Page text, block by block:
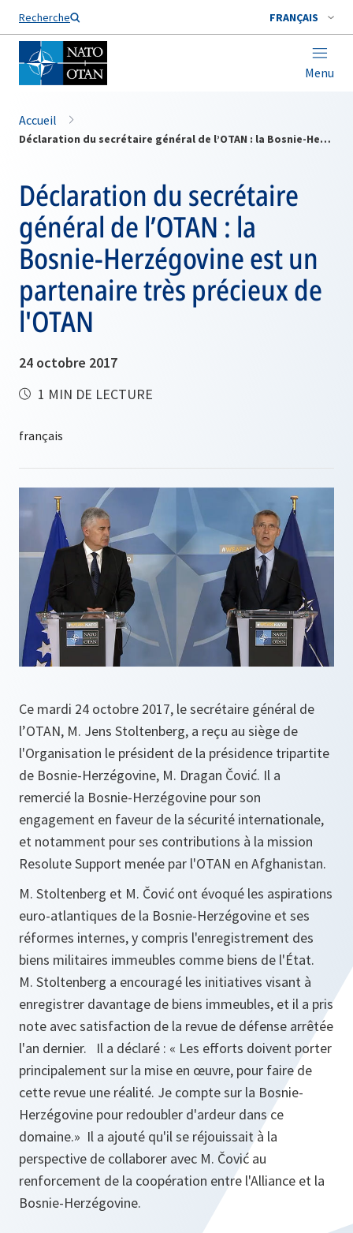
Recherche FRANÇAIS
Menu
Nom de famille*
Accueil
Déclaration du secrétaire général de l’OTAN : la Bosnie-Herzégovine est un partenaire très précieux de l'OTAN
Déclaration du secrétaire
général de l’OTAN : la
Bosnie-Herzégovine est un
partenaire très précieux de
l'OTAN
24 octobre 2017
1 MIN DE LECTURE
Ce mardi 24 octobre 2017, le secrétaire général de
l’OTAN, M. Jens Stoltenberg, a reçu au siège de
l'Organisation le président de la présidence tripartite
de Bosnie-Herzégovine, M. Dragan Čović. Il a
remercié la Bosnie-Herzégovine pour son
engagement en faveur de la sécurité internationale,
et notamment pour ses contributions à la mission
Resolute Support menée par l'OTAN en Afghanistan.
M. Stoltenberg et M. Čović ont évoqué les aspirations
euro-atlantiques de la Bosnie-Herzégovine et ses
réformes internes, y compris l'enregistrement des
biens militaires immeubles comme biens de l'État.
M. Stoltenberg a encouragé les initiatives visant à
enregistrer davantage de biens immeubles, et il a pris
note avec satisfaction de la revue de défense arrêtée
l'an dernier. Il a déclaré : « Les efforts doivent porter
principalement sur la mise en œuvre, pour faire de
cette revue une réalité. Je compte sur la Bosnie-
Herzégovine pour redoubler d'ardeur dans ce
domaine.» Il a ajouté qu'il se réjouissait à la
perspective de collaborer avec M. Čović au
renforcement de la coopération entre l'Alliance et la
Bosnie-Herzégovine.